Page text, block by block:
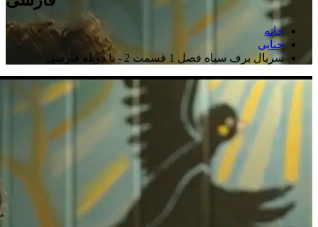
خانه
جنایی
سریال برف سیاه فصل 1 قسمت 2 - با دوبله فارسی